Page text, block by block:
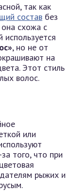
так как
состав без
схожа с
используется
, но не от
на
Этот стиль
волос.
или
того, что при
рыжих и